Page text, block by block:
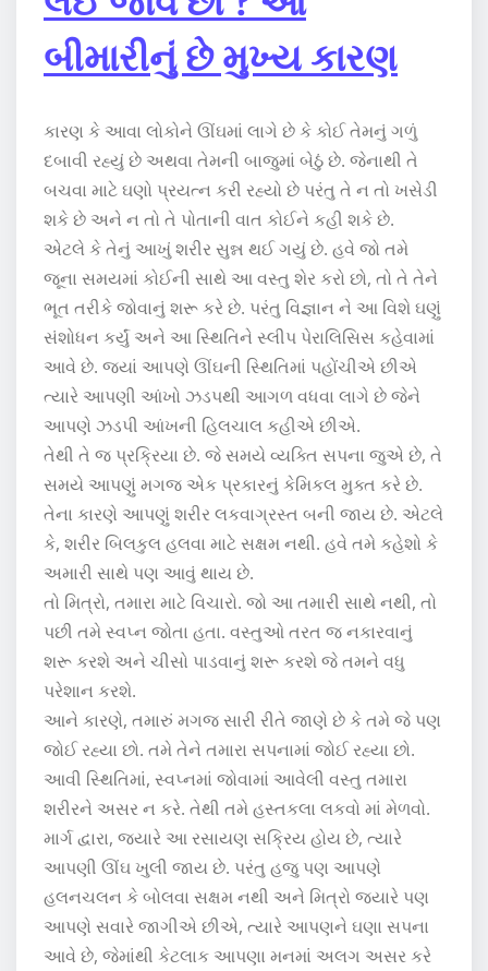
બીમારીનું છે મુખ્ય કારણ
કારણ કે આવા લોકોને ઊંઘમાં લાગે છે કે કોઈ તેમનું ગળું
દબાવી રહ્યું છે અથવા તેમની બાજુમાં બેઠું છે. જેનાથી તે
બચવા માટે ઘણો પ્રયત્ન કરી રહ્યો છે પરંતુ તે ન તો ખસેડી
શકે છે અને ન તો તે પોતાની વાત કોઈને કહી શકે છે.
એટલે કે તેનું આખું શરીર સુન્ન થઈ ગયું છે. હવે જો તમે
જૂના સમયમાં કોઈની સાથે આ વસ્તુ શેર કરો છો, તો તે તેને
ભૂત તરીકે જોવાનું શરૂ કરે છે. પરંતુ વિજ્ઞાન ને આ વિશે ઘણું
સંશોધન કર્યું અને આ સ્થિતિને સ્લીપ પેરાલિસિસ કહેવામાં
આવે છે. જ્યાં આપણે ઊંઘની સ્થિતિમાં પહોંચીએ છીએ
ત્યારે આપણી આંખો ઝડપથી આગળ વધવા લાગે છે જેને
આપણે ઝડપી આંખની હિલચાલ કહીએ છીએ.
તેથી તે જ પ્રક્રિયા છે. જે સમયે વ્યક્તિ સપના જુએ છે, તે
સમયે આપણું મગજ એક પ્રકારનું કેમિકલ મુક્ત કરે છે.
તેના કારણે આપણું શરીર લકવાગ્રસ્ત બની જાય છે. એટલે
કે, શરીર બિલકુલ હલવા માટે સક્ષમ નથી. હવે તમે કહેશો કે
અમારી સાથે પણ આવું થાય છે.
તો મિત્રો, તમારા માટે વિચારો. જો આ તમારી સાથે નથી, તો
પછી તમે સ્વપ્ન જોતા હતા. વસ્તુઓ તરત જ નકારવાનું
શરૂ કરશે અને ચીસો પાડવાનું શરૂ કરશે જે તમને વધુ
પરેશાન કરશે.
આને કારણે, તમારું મગજ સારી રીતે જાણે છે કે તમે જે પણ
જોઈ રહ્યા છો. તમે તેને તમારા સપનામાં જોઈ રહ્યા છો.
આવી સ્થિતિમાં, સ્વપ્નમાં જોવામાં આવેલી વસ્તુ તમારા
શરીરને અસર ન કરે. તેથી તમે હસ્તકલા લકવો માં મેળવો.
માર્ગ દ્વારા, જ્યારે આ રસાયણ સક્રિય હોય છે, ત્યારે
આપણી ઊંઘ ખુલી જાય છે. પરંતુ હજુ પણ આપણે
હલનચલન કે બોલવા સક્ષમ નથી અને મિત્રો જ્યારે પણ
આપણે સવારે જાગીએ છીએ, ત્યારે આપણને ઘણા સપના
આવે છે, જેમાંથી કેટલાક આપણા મનમાં અલગ અસર કરે